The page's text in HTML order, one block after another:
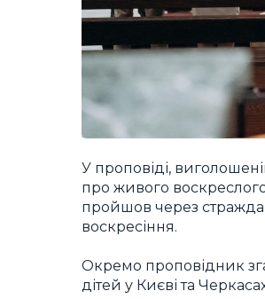
У проповіді,
про живого
пройшов через
воскресіння.
Окремо проповідник
дітей у Києві та